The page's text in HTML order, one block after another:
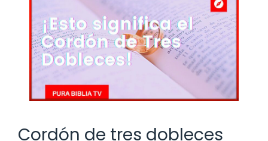
Cordón de tres dobleces